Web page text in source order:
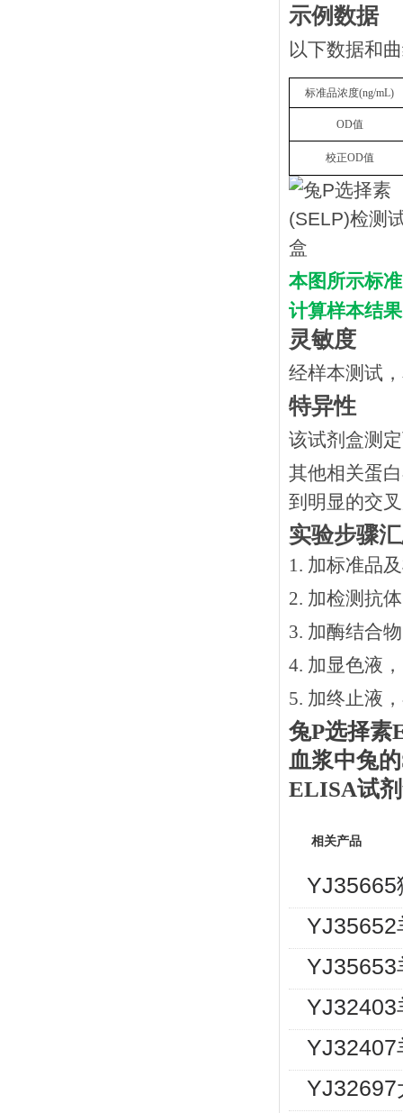
示例数据
以下数据和
标准品浓度(ng/mL)
OD值
校正OD值
本图所示标
计算样本结果
灵敏度
经样本测试
特异性
该试剂盒测
其他相关蛋
到明显的交
实验步骤
1. 加标准品
2. 加检测抗
3. 加酶结合
4. 加显色液
5. 加终止液
兔P选择素
血浆中兔的
ELISA试
相关产品
YJ35665
YJ35652
YJ35653
YJ32403
YJ32407
YJ32697